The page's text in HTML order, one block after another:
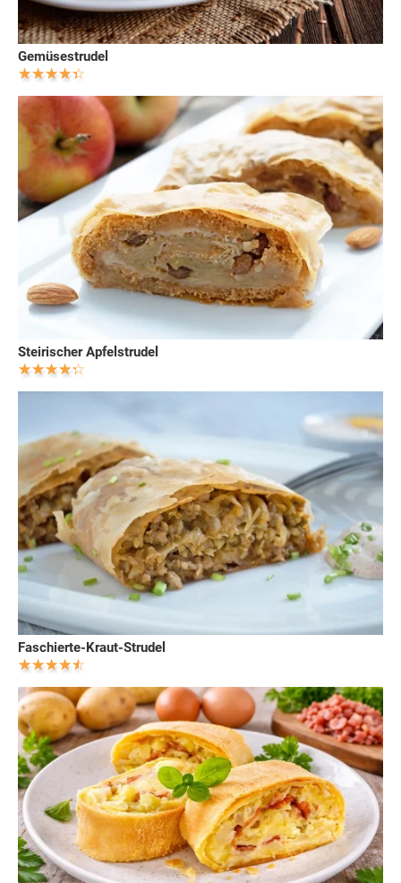
Gemüsestrudel
Steirischer Apfelstrudel
Faschierte-Kraut-Strudel